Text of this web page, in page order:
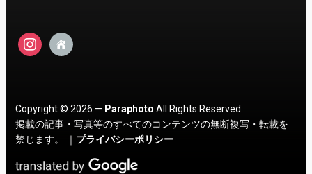
instagram
admin-
home
Copyright © 2026 — Paraphoto All Rights Reserved.
掲載の記事・写真等のすべてのコンテンツの無断複写・転載を
禁じます。 ｜ プライバシーポリシー